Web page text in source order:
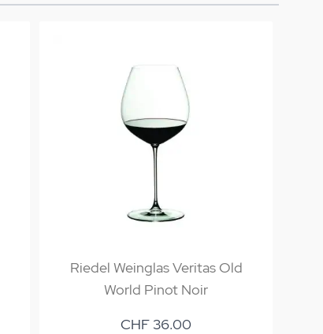
Riedel Weinglas Veritas Old
World Pinot Noir
CHF 36.00